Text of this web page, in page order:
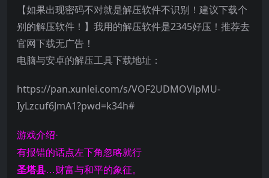
【如果出现密码不对就是解压软件不识别！建议下载个
别的解压软件！】我用的解压软件是2345好压！推荐去
官网下载无广告！
电脑与安卓的解压工具下载地址：
https://pan.xunlei.com/s/VOF2UDMOVlpMU-
IyLzcuf6JmA1?pwd=k34h#
游戏介绍·
有报错的话点左下角忽略就行
圣塔县…财富与和平的象征。